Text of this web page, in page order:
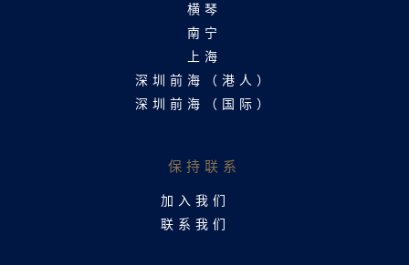
横琴
南宁
上海
深圳前海（港人）
深圳前海（国际）
保持联系​
加入我们
联系我们​